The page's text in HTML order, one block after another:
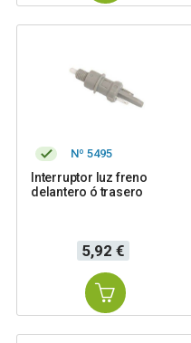
Nº 5495
Interruptor luz freno
delantero ó trasero
Precio
5,92 €